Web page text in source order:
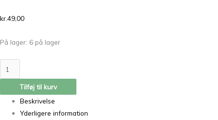
kr.49,00
På lager: 6 på lager
Tilføj til kurv
Beskrivelse
Yderligere information